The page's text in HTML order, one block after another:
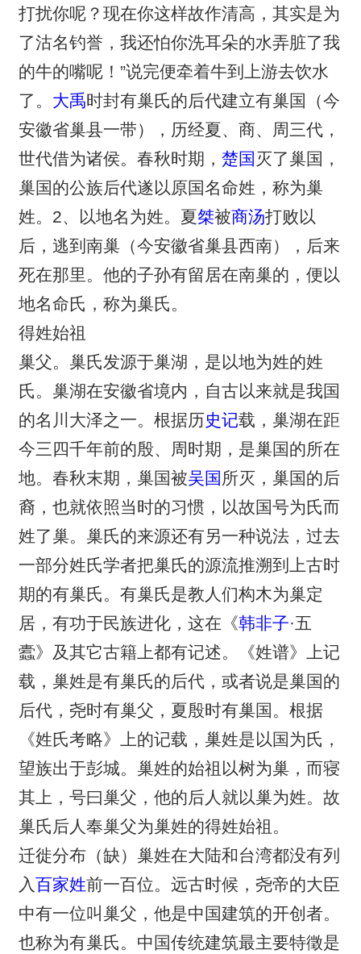
打扰你呢？现在你这样故作清高，其实是为
了沽名钓誉，我还怕你洗耳朵的水弄脏了我
的牛的嘴呢！”说完便牵着牛到上游去饮水
了。 大禹时封有巢氏的后代建立有巢国（今
安徽省巢县一带），历经夏、商、周三代，
世代借为诸侯。春秋时期， 楚国 灭了巢国，
巢国的公族后代遂以原国名命姓，称为巢
姓。2、以地名为姓。夏桀被商汤打败以
后，逃到南巢（今安徽省巢县西南），后来
死在那里。他的子孙有留居在南巢的，便以
地名命氏，称为巢氏。
得姓始祖
巢父。巢氏发源于巢湖，是以地为姓的姓
氏。巢湖在安徽省境内，自古以来就是我国
的名川大泽之一。根据历史记载，巢湖在距
今三四千年前的殷、周时期，是巢国的所在
地。春秋末期，巢国被吴国 所灭，巢国的后
裔，也就依照当时的习惯，以故国号为氏而
姓了巢。巢氏的来源还有另一种说法，过去
一部分姓氏学者把巢氏的源流推溯到上古时
期的有巢氏。有巢氏是教人们构木为巢定
居，有功于民族进化，这在《韩非子·五
蠹》及其它古籍上都有记述。《姓谱》上记
载，巢姓是有巢氏的后代，或者说是巢国的
后代，尧时有巢父，夏殷时有巢国。根据
《姓氏考略》上的记载，巢姓是以国为氏，
望族出于彭城。巢姓的始祖以树为巢，而寝
其上，号曰巢父，他的后人就以巢为姓。故
巢氏后人奉巢父为巢姓的得姓始祖。
迁徙分布（缺）巢姓在大陆和台湾都没有列
入百家姓前一百位。远古时候，尧帝的大臣
中有一位叫巢父，他是中国建筑的开创者。
也称为有巢氏。中国传统建筑最主要特徵是